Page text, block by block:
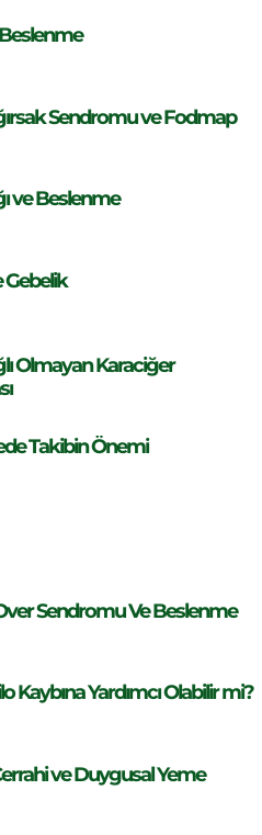
Sendromu ve Fodmap
ve Beslenme
Gebelik
Olmayan Karaciğer
Takibin Önemi
Sendromu Ve Beslenme
Kaybına Yardımcı Olabilir mi?
ve Duygusal Yeme